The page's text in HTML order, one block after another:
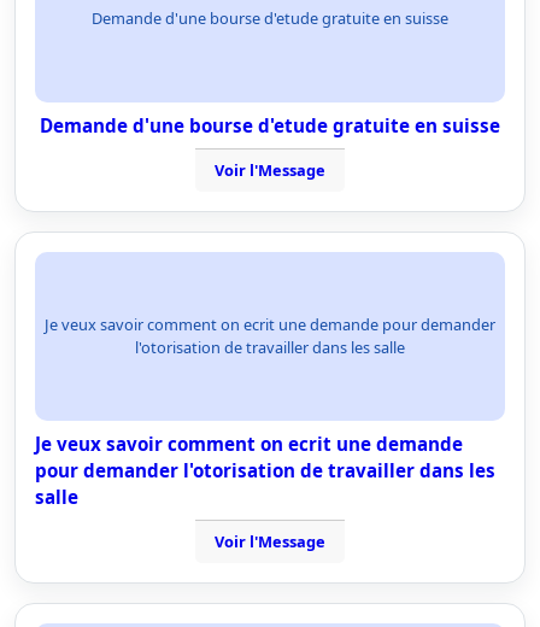
Demande d'une bourse d'etude gratuite en suisse
Demande d'une bourse d'etude gratuite en suisse
Voir l'Message
Je veux savoir comment on ecrit une demande pour demander
l'otorisation de travailler dans les salle
Je veux savoir comment on ecrit une demande
pour demander l'otorisation de travailler dans les
salle
Voir l'Message